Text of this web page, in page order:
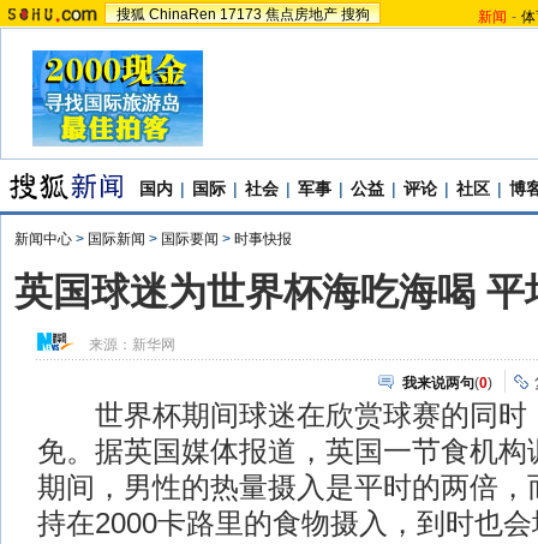
搜狐 ChinaRen 17173 焦点房地产 搜狗 新闻 -
国内 | 国际 | 社会 | 军事 | 公益 | 评论 | 社区 | 博
新闻中心 > 国际新闻 > 国际要闻 > 时事快报
英国球迷为世界杯海吃海喝
来源： 新华网
我来说两句(0)
世界杯期间球迷在欣赏球赛的同时
免。据英国媒体报道，英国一节食机构
期间，男性的热量摄入是平时的两倍，
持在2000卡路里的食物摄入，到时也